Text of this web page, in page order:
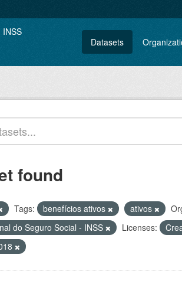
Datasets
found
Tags: benefícios ativos ativos
do Seguro Social - INSS
Licenses: